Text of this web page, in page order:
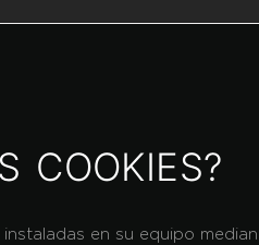
COOKIES?
en su equipo